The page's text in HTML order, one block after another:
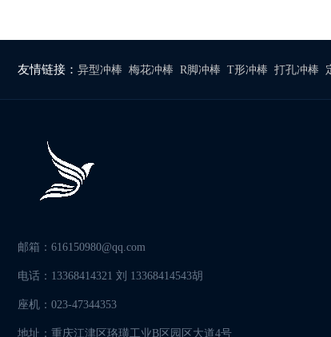
友情链接： 异型冲棒 梅花冲棒 R脚冲棒 T形冲棒 打孔冲棒
邮箱：616150980@qq.com
电话：13368414321 刘 13368414543胡
座机：023-47344353
地址：重庆江津区珞璜工业B区园区大道4号